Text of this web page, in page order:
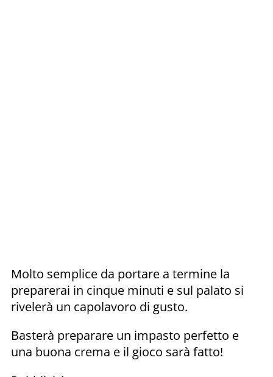
Molto semplice da portare a termine la
preparerai in cinque minuti e sul palato si
rivelerà un capolavoro di gusto.
Basterà preparare un impasto perfetto e
una buona crema e il gioco sarà fatto!